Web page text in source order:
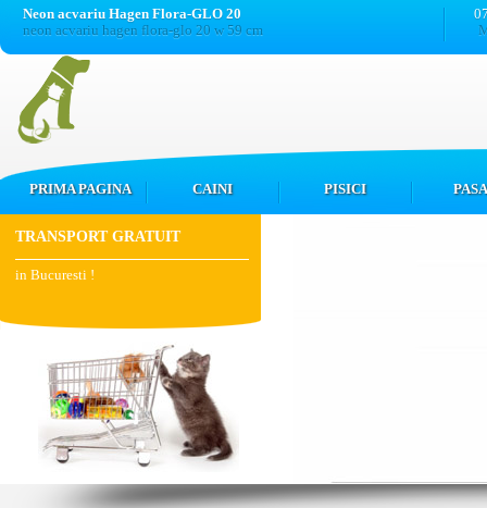
Neon acvariu Hagen Flora-GLO 20
neon acvariu hagen flora-glo 20 w 59 cm
PRIMA PAGINA CAINI PISICI
TRANSPORT GRATUIT
in Bucuresti !